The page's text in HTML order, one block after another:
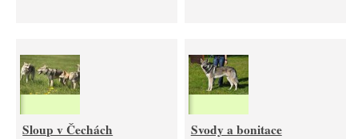
Sloup v Čechách Svody a bonitace